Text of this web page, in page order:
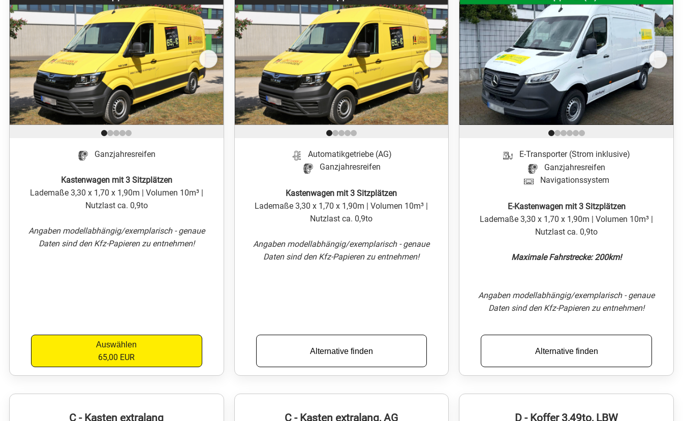
Ganzjahresreifen
Kastenwagen mit 3 Sitzplätzen
Lademaße 3,30 x 1,70 x 1,90m | Volumen 10m³ |
Nutzlast ca. 0,9to
Angaben modellabhängig/exemplarisch - genaue
Daten sind den Kfz-Papieren zu entnehmen!
Auswählen
65,00 EUR
Automatikgetriebe (AG)
Ganzjahresreifen
Kastenwagen mit 3 Sitzplätzen
Lademaße 3,30 x 1,70 x 1,90m | Volumen 10m³ |
Nutzlast ca. 0,9to
Angaben modellabhängig/exemplarisch - genaue
Daten sind den Kfz-Papieren zu entnehmen!
Alternative finden
E-Transporter (Strom inklusive)
Ganzjahresreifen
Navigationssystem
E-Kastenwagen mit 3 Sitzplätzen
Lademaße 3,30 x 1,70 x 1,90m | Volumen 10m³ |
Nutzlast ca. 0,9to
Maximale Fahrstrecke: 200km!
Angaben modellabhängig/exemplarisch - genaue
Daten sind den Kfz-Papieren zu entnehmen!
Alternative finden
C - Kasten extralang C - Kasten extralang, AG D - Koffer 3,49to, LBW